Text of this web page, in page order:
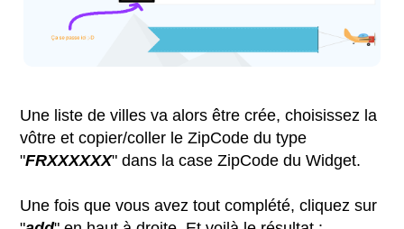
Une liste de villes va alors être crée, choisissez la
vôtre et copier/coller le ZipCode du type
"FRXXXXXX" dans la case ZipCode du Widget.
Une fois que vous avez tout complété, cliquez sur